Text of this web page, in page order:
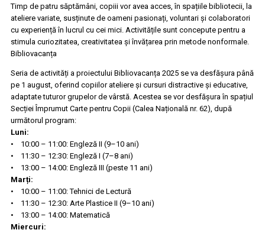
Timp de patru săptămâni, copiii vor avea acces, în spațiile bibliotecii, la
ateliere variate, susținute de oameni pasionați, voluntari și colaboratori
cu experiență în lucrul cu cei mici. Activitățile sunt concepute pentru a
stimula curiozitatea, creativitatea și învățarea prin metode nonformale.
Bibliovacanța
Seria de activități a proiectului Bibliovacanța 2025 se va desfășura până
pe 1 august, oferind copiilor ateliere și cursuri distractive și educative,
adaptate tuturor grupelor de vârstă. Acestea se vor desfășura în spațiul
Secției Împrumut Carte pentru Copii (Calea Națională nr. 62), după
următorul program:
Luni:
• 10:00 – 11:00: Engleză II (9–10 ani)
• 11:30 – 12:30: Engleză I (7–8 ani)
• 13:00 – 14:00: Engleză III (peste 11 ani)
Marți:
• 10:00 – 11:00: Tehnici de Lectură
• 11:30 – 12:30: Arte Plastice II (9–10 ani)
• 13:00 – 14:00: Matematică
Miercuri: